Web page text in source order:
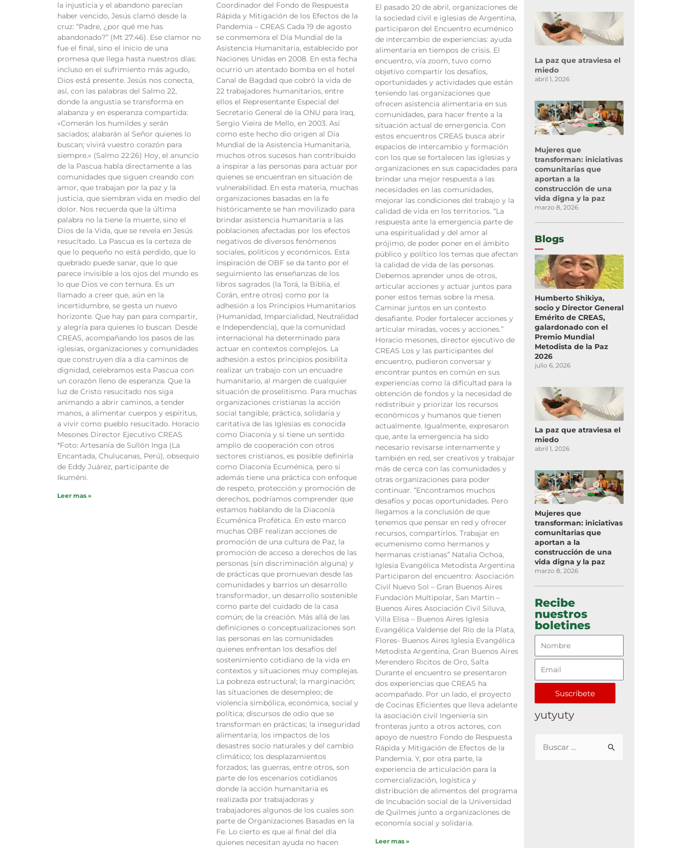
la injusticia y el abandono parecían
haber vencido, Jesús clamó desde la
cruz: “Padre, ¿por qué me has
abandonado?” (Mt 27:46). Ese clamor no
fue el final, sino el inicio de una
promesa que llega hasta nuestros días:
incluso en el sufrimiento más agudo,
Dios está presente. Jesús nos conecta,
así, con las palabras del Salmo 22,
donde la angustia se transforma en
alabanza y en esperanza compartida:
«Comerán los humildes y serán
saciados; alabarán al Señor quienes lo
buscan; vivirá vuestro corazón para
siempre.» (Salmo 22:26) Hoy, el anuncio
de la Pascua habla directamente a las
comunidades que siguen creando con
amor, que trabajan por la paz y la
justicia, que siembran vida en medio del
dolor. Nos recuerda que la última
palabra no la tiene la muerte, sino el
Dios de la Vida, que se revela en Jesús
resucitado. La Pascua es la certeza de
que lo pequeño no está perdido, que lo
quebrado puede sanar, que lo que
parece invisible a los ojos del mundo es
lo que Dios ve con ternura. Es un
llamado a creer que, aún en la
incertidumbre, se gesta un nuevo
horizonte. Que hay pan para compartir,
y alegría para quienes lo buscan. Desde
CREAS, acompañando los pasos de las
iglesias, organizaciones y comunidades
que construyen día a día caminos de
dignidad, celebramos esta Pascua con
un corazón lleno de esperanza. Que la
luz de Cristo resucitado nos siga
animando a abrir caminos, a tender
manos, a alimentar cuerpos y espíritus,
a vivir como pueblo resucitado. Horacio
Mesones Director Ejecutivo CREAS
*Foto: Artesanía de Sullón Inga (La
Encantada, Chulucanas, Perú), obsequio
de Eddy Juárez, participante de
Ikuméni.
Leer mas »
Coordinador del Fondo de Respuesta
Rápida y Mitigación de los Efectos de la
Pandemia – CREAS Cada 19 de agosto
se conmemora el Día Mundial de la
Asistencia Humanitaria, establecido por
Naciones Unidas en 2008. En esta fecha
ocurrió un atentado bomba en el hotel
Canal de Bagdad que cobró la vida de
22 trabajadores humanitarios, entre
ellos el Representante Especial del
Secretario General de la ONU para Iraq,
Sergio Vieira de Mello, en 2003. Así
como este hecho dio origen al Día
Mundial de la Asistencia Humanitaria,
muchos otros sucesos han contribuido
a inspirar a las personas para actuar por
quienes se encuentran en situación de
vulnerabilidad. En esta materia, muchas
organizaciones basadas en la fe
históricamente se han movilizado para
brindar asistencia humanitaria a las
poblaciones afectadas por los efectos
negativos de diversos fenómenos
sociales, políticos y económicos. Esta
inspiración de OBF se da tanto por el
seguimiento las enseñanzas de los
libros sagrados (la Torá, la Biblia, el
Corán, entre otros) como por la
adhesión a los Principios Humanitarios
(Humanidad, Imparcialidad, Neutralidad
e Independencia), que la comunidad
internacional ha determinado para
actuar en contextos complejos. La
adhesión a estos principios posibilita
realizar un trabajo con un encuadre
humanitario, al margen de cualquier
situación de proselitismo. Para muchas
organizaciones cristianas la acción
social tangible, práctica, solidaria y
caritativa de las Iglesias es conocida
como Diaconía y si tiene un sentido
amplio de cooperación con otros
sectores cristianos, es posible definirla
como Diaconía Ecuménica, pero si
además tiene una práctica con enfoque
de respeto, protección y promoción de
derechos, podríamos comprender que
estamos hablando de la Diaconía
Ecuménica Profética. En este marco
muchas OBF realizan acciones de
promoción de una cultura de Paz, la
promoción de acceso a derechos de las
personas (sin discriminación alguna) y
de prácticas que promuevan desde las
comunidades y barrios un desarrollo
transformador, un desarrollo sostenible
como parte del cuidado de la casa
común; de la creación. Más allá de las
definiciones o conceptualizaciones son
las personas en las comunidades
quienes enfrentan los desafíos del
sostenimiento cotidiano de la vida en
contextos y situaciones muy complejas.
La pobreza estructural; la marginación;
las situaciones de desempleo; de
violencia simbólica, económica, social y
política; discursos de odio que se
transforman en prácticas; la inseguridad
alimentaria; los impactos de los
desastres socio naturales y del cambio
climático; los desplazamientos
forzados; las guerras, entre otros, son
parte de los escenarios cotidianos
donde la acción humanitaria es
realizada por trabajadoras y
trabajadores algunos de los cuales son
parte de Organizaciones Basadas en la
Fe. Lo cierto es que al final del día
quienes necesitan ayuda no hacen
El pasado 20 de abril, organizaciones de
la sociedad civil e iglesias de Argentina,
participaron del Encuentro ecuménico
de intercambio de experiencias: ayuda
alimentaria en tiempos de crisis. El
encuentro, vía zoom, tuvo como
objetivo compartir los desafíos,
oportunidades y actividades que están
teniendo las organizaciones que
ofrecen asistencia alimentaria en sus
comunidades, para hacer frente a la
situación actual de emergencia. Con
estos encuentros CREAS busca abrir
espacios de intercambio y formación
con los que se fortalecen las iglesias y
organizaciones en sus capacidades para
brindar una mejor respuesta a las
necesidades en las comunidades,
mejorar las condiciones del trabajo y la
calidad de vida en los territorios. “La
respuesta ante la emergencia parte de
una espiritualidad y del amor al
prójimo, de poder poner en el ámbito
público y político los temas que afectan
la calidad de vida de las personas.
Debemos aprender unos de otros,
articular acciones y actuar juntos para
poner estos temas sobre la mesa.
Caminar juntos en un contexto
desafiante. Poder fortalecer acciones y
articular miradas, voces y acciones.”
Horacio mesones, director ejecutivo de
CREAS Los y las participantes del
encuentro, pudieron conversar y
encontrar puntos en común en sus
experiencias como la dificultad para la
obtención de fondos y la necesidad de
redistribuir y priorizar los recursos
económicos y humanos que tienen
actualmente. Igualmente, expresaron
que, ante la emergencia ha sido
necesario revisarse internamente y
también en red, ser creativos y trabajar
más de cerca con las comunidades y
otras organizaciones para poder
continuar. “Encontramos muchos
desafíos y pocas oportunidades. Pero
llegamos a la conclusión de que
tenemos que pensar en red y ofrecer
recursos, compartirlos. Trabajar en
ecumenismo como hermanos y
hermanas cristianas” Natalia Ochoa,
Iglesia Evangélica Metodista Argentina
Participaron del encuentro: Asociación
Civil Nuevo Sol – Gran Buenos Aires
Fundación Multipolar, San Martín –
Buenos Aires Asociación Civil Siluva,
Villa Elisa – Buenos Aires Iglesia
Evangélica Valdense del Río de la Plata,
Flores- Buenos Aires Iglesia Evangélica
Metodista Argentina, Gran Buenos Aires
Merendero Ricitos de Oro, Salta
Durante el encuentro se presentaron
dos experiencias que CREAS ha
acompañado. Por un lado, el proyecto
de Cocinas Eficientes que lleva adelante
la asociación civil Ingeniería sin
fronteras junto a otros actores, con
apoyo de nuestro Fondo de Respuesta
Rápida y Mitigación de Efectos de la
Pandemia. Y, por otra parte, la
experiencia de articulación para la
comercialización, logística y
distribución de alimentos del programa
de Incubación social de la Universidad
de Quilmes junto a organizaciones de
economía social y solidaria.
Leer mas »
La paz que atraviesa el
miedo
abril 1, 2026
Mujeres que
transforman: iniciativas
comunitarias que
aportan a la
construcción de una
vida digna y la paz
marzo 8, 2026
Blogs
Humberto Shikiya,
socio y Director General
Emérito de CREAS,
galardonado con el
Premio Mundial
Metodista de la Paz
2026
julio 6, 2026
La paz que atraviesa el
miedo
abril 1, 2026
Mujeres que
transforman: iniciativas
comunitarias que
aportan a la
construcción de una
vida digna y la paz
marzo 8, 2026
Recibe
nuestros
boletines
Suscríbete
yutyuty